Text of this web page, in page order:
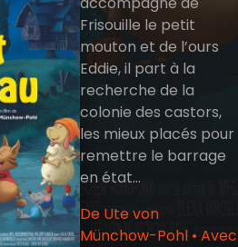
Frisouille le petit
mouton et de l’ours
Eddie, il part à la
recherche de la
colonie des castors,
les mieux placés pour
remettre le barrage
en état...
De Ute von
Münchow-Pohl • Avec